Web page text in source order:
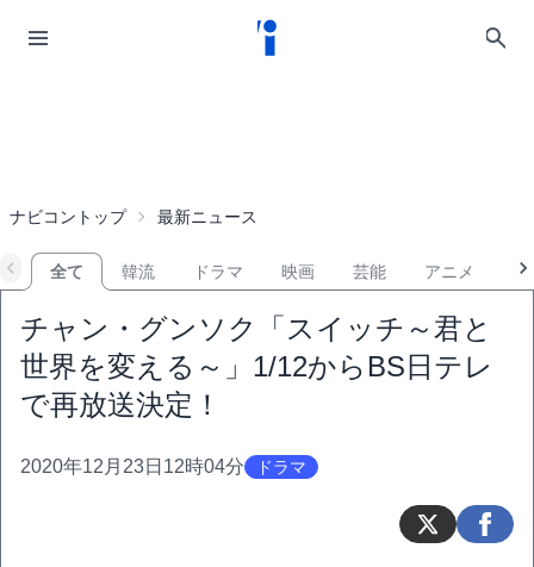
ナビコントップ 最新ニュース
全て 韓流 ドラマ 映画 芸能 アニメ
チャン・グンソク「スイッチ～君と
世界を変える～」1/12からBS日テレ
で再放送決定！
2020年12月23日12時04分 ドラマ